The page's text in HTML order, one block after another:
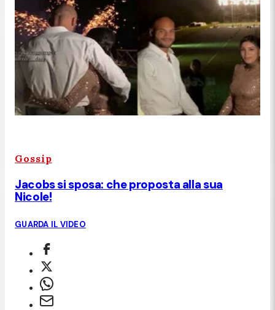
Gossip
Jacobs si sposa: che proposta alla sua
Nicole!
GUARDA IL VIDEO